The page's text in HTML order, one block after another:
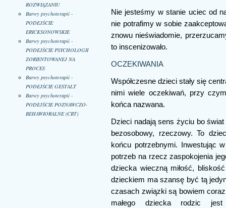
ROZWIĄZANIU
Barwy psychoterapii -
PODEJŚCIE
ERICKSONOWSKIE
Barwy psychoterapii -
PODEJŚCIE PSYCHOLOGII
ZORIENTOWANEJ NA
PROCES
Barwy psychoterapii -
PODEJŚCIE GESTALT
Barwy psychoterapii -
PODEJŚCIE POZNAWCZO-
BEHAWIORALNE (CBT)
Nie jesteśmy w stanie uciec od
nie potrafimy w sobie
znowu nieświadomie,
to inscenizowało.
OCZEKIWANIA
Współczesne dzieci stały się
nimi wiele oczekiwań, przy
końca nazwana.
Dzieci nadają sens życiu bo
bezosobowy, rzeczowy. To
końcu potrzebnymi. Inwestując
potrzeb na rzecz zaspokojenia
dziecka wieczną miłość,
dzieckiem ma szansę być tą
czasach związki są bowiem
małego dziecka rodzic jest